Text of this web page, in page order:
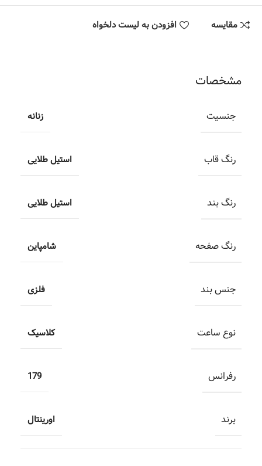
مقایسه افزودن به لیست دلخواه
مشخصات
جنسیت زنانه
رنگ قاب استیل طلایی
رنگ بند استیل طلایی
رنگ صفحه شامپاین
جنس بند فلزی
نوع ساعت کلاسیک
رفرانس 179
برند اورینتال